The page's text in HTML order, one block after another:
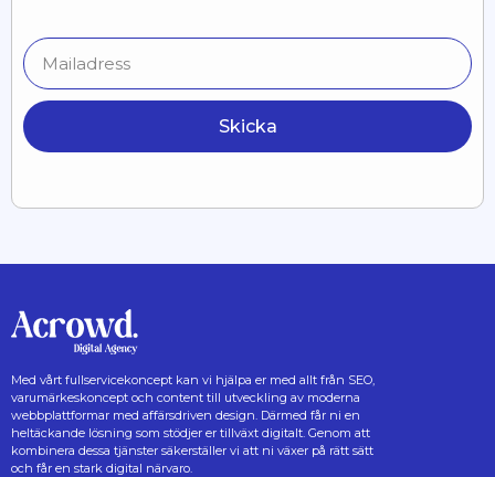
Skicka
Med vårt fullservicekoncept kan vi hjälpa er med allt från SEO,
varumärkeskoncept och content till utveckling av moderna
webbplattformar med affärsdriven design. Därmed får ni en
heltäckande lösning som stödjer er tillväxt digitalt. Genom att
kombinera dessa tjänster säkerställer vi att ni växer på rätt sätt
och får en stark digital närvaro.